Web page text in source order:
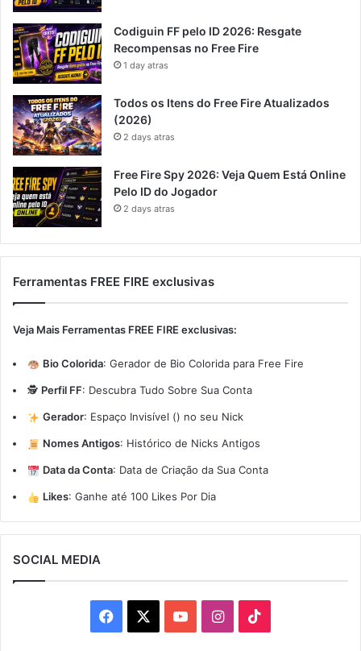
Codiguin FF pelo ID 2026: Resgate
Recompensas no Free Fire
1 day atras
Todos os Itens do Free Fire Atualizados
(2026)
2 days atras
Free Fire Spy 2026: Veja Quem Está Online
Pelo ID do Jogador
2 days atras
Ferramentas FREE FIRE exclusivas
Veja Mais Ferramentas FREE FIRE exclusivas:
Bio Colorida: Gerador de Bio Colorida para Free Fire
🕵️ Perfil FF: Descubra Tudo Sobre Sua Conta
Gerador: Espaço Invisível (ㅤ) no seu Nick
Nomes Antigos: Histórico de Nicks Antigos
Data da Conta: Data de Criação da Sua Conta
Likes: Ganhe até 100 Likes Por Dia
SOCIAL MEDIA
Facebook YouTubeInstagram